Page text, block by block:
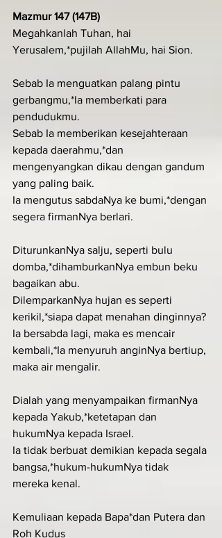
Mazmur 147 (147B)
Megahkanlah Tuhan, hai
Yerusalem,*pujilah AllahMu, hai Sion.
Sebab Ia menguatkan palang pintu
gerbangmu,*Ia memberkati para
pendudukmu.
Sebab Ia memberikan kesejahteraan
kepada daerahmu,*dan
mengenyangkan dikau dengan gandum
yang paling baik.
Ia mengutus sabdaNya ke bumi,*dengan
segera firmanNya berlari.
DiturunkanNya salju, seperti bulu
domba,*dihamburkanNya embun beku
bagaikan abu.
DilemparkanNya hujan es seperti
kerikil,*siapa dapat menahan dinginnya?
Ia bersabda lagi, maka es mencair
kembali,*Ia menyuruh anginNya bertiup,
maka air mengalir.
Dialah yang menyampaikan firmanNya
kepada Yakub,*ketetapan dan
hukumNya kepada Israel.
Ia tidak berbuat demikian kepada segala
bangsa,*hukum-hukumNya tidak
mereka kenal.
Kemuliaan kepada Bapa*dan Putera dan
Roh Kudus